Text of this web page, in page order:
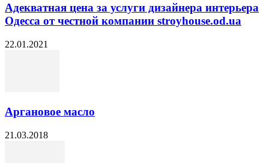
Адекватная цена за услуги дизайнера интерьера
Одесса от честной компании stroyhouse.od.ua
22.01.2021
Аргановое масло
21.03.2018